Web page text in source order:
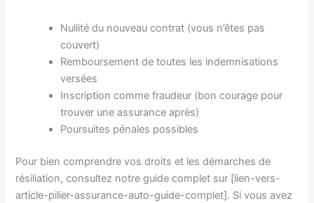
Nullité du nouveau contrat (vous n’êtes pas
couvert)
Remboursement de toutes les indemnisations
versées
Inscription comme fraudeur (bon courage pour
trouver une assurance après)
Poursuites pénales possibles
Pour bien comprendre vos droits et les démarches de
résiliation, consultez notre guide complet sur [lien-vers-
article-pilier-assurance-auto-guide-complet]. Si vous avez